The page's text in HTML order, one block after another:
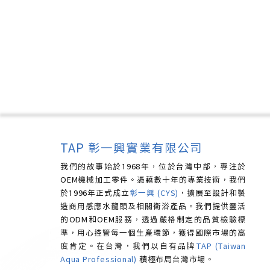
TAP 彰一興實業有限公司
我們的故事始於1968年，位於台灣中部，專注於
OEM機械加工零件。憑藉數十年的專業技術，我們
於1996年正式成立彰一興 (CYS) ，擴展至設計和製
造商用感應水龍頭及相關衛浴產品。我們提供靈活
的ODM和OEM服務，透過嚴格制定的品質檢驗標
準，用心控管每一個生產環節，獲得國際市場的高
度肯定。在台灣，我們以自有品牌 TAP (Taiwan
Aqua Professional) 積極布局台灣市場。